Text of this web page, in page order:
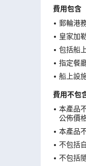
費用包含
郵輪港
皇家加
包括船
指定餐
船上設
費用不包
本產品
公佈價
本產品
不包括
不包括